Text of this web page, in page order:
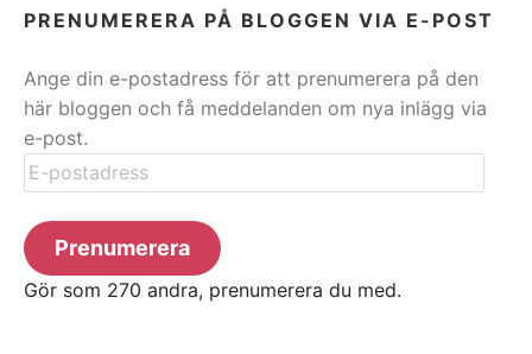
PRENUMERERA PÅ BLOGGEN VIA E-POST
Ange din e-postadress för att prenumerera på den
här bloggen och få meddelanden om nya inlägg via
e-post.
E-
postadress
Prenumerera
Gör som 270 andra, prenumerera du med.